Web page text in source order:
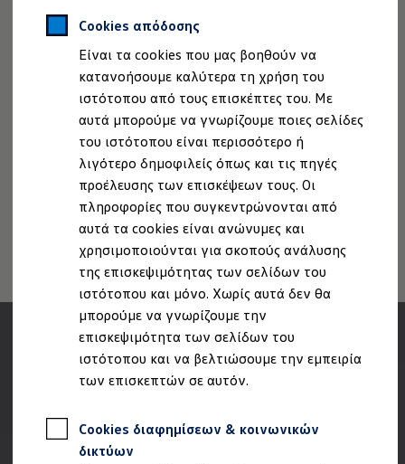
Cookies απόδοσης
Είναι τα cookies που μας βοηθούν να
κατανοήσουμε καλύτερα τη χρήση του
ιστότοπου από τους επισκέπτες του. Με
αυτά μπορούμε να γνωρίζουμε ποιες σελίδες
του ιστότοπου είναι περισσότερο ή
λιγότερο δημοφιλείς όπως και τις πηγές
προέλευσης των επισκέψεων τους. Οι
πληροφορίες που συγκεντρώνονται από
αυτά τα cookies είναι ανώνυμες και
χρησιμοποιούνται για σκοπούς ανάλυσης
της επισκεψιμότητας των σελίδων του
ιστότοπου και μόνο. Χωρίς αυτά δεν θα
μπορούμε να γνωρίζουμε την
επισκεψιμότητα των σελίδων του
ιστότοπου και να βελτιώσουμε την εμπειρία
των επισκεπτών σε αυτόν.
Cookies διαφημίσεων & κοινωνικών
δικτύων
Χρηματοδότηση και Leasing
Volkswagen Easy Living
Χρηματοδότηση Auto Credit
Χρηματοδότηση Classic Credit
Καινοτόμες Τεχνολογίες
Ιδιοκτήτες και υπηρεσίες After Sales
myVolkswagen
Service και γνήσια ανταλλακτικά
Επιθεώρηση & ΚΤΕΟ
Επισκευές & έλεγχοι
Λιπαντικά κινητήρα και υγρά
Τροχοί και ελαστικά
Οδική Βοήθεια
Volkswagen Service
Ανταλλακτικά Volkswagen
Γνήσια αξεσουάρ Volkswagen
Γνήσια αξεσουάρ Volkswagen ειδικά για κάθε
Εσωτερική και εξωτερική προστασία
Λύσεις μεταφοράς και αποσκευών
Ψυχαγωγία και ηλεκτρονικές συσκευές
Εξατομίκευση
Επιτοίχιος σταθμός φόρτισης και καλώδια
Συλλογές Lifestyle
Εφαρμογές Volkswagen, σύνδεση και
Σύνδεση κινητού τηλεφώνου και οχήματος
Νομική Σημείωση Προστασία Δεδομένων
Imprint
Πολιτική cookies
Άδειες Χρήσης Τρίτων
Πληροφορίες Ασφαλείας Προϊόντων
Volkswagen AG (Στοιχεία έκδοσης και νομικά κείμενα)
Δήλωση Προσβασιμότητας
Πληροφορίες για την Προσβασιμότητα
EU Data Act
Ανάκληση Ψηφιακών υπηρεσιών